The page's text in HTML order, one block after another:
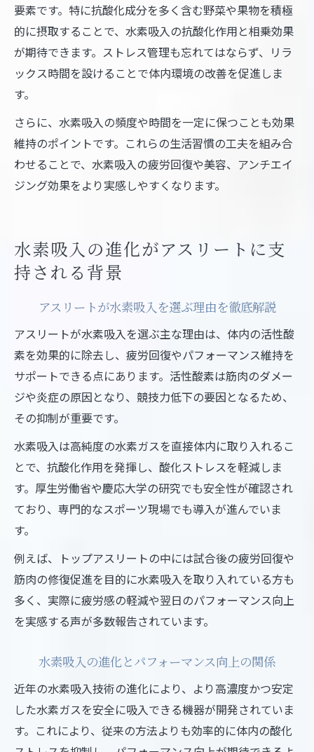
要素です。特に抗酸化成分を多く含む野菜や果物を積極
的に摂取することで、水素吸入の抗酸化作用と相乗効果
が期待できます。ストレス管理も忘れてはならず、リラ
ックス時間を設けることで体内環境の改善を促進しま
す。
さらに、水素吸入の頻度や時間を一定に保つことも効果
維持のポイントです。これらの生活習慣の工夫を組み合
わせることで、水素吸入の疲労回復や美容、アンチエイ
ジング効果をより実感しやすくなります。
水素吸入の進化がアスリートに支
持される背景
アスリートが水素吸入を選ぶ理由を徹底解説
アスリートが水素吸入を選ぶ主な理由は、体内の活性酸
素を効果的に除去し、疲労回復やパフォーマンス維持を
サポートできる点にあります。活性酸素は筋肉のダメー
ジや炎症の原因となり、競技力低下の要因となるため、
その抑制が重要です。
水素吸入は高純度の水素ガスを直接体内に取り入れるこ
とで、抗酸化作用を発揮し、酸化ストレスを軽減しま
す。厚生労働省や慶応大学の研究でも安全性が確認され
ており、専門的なスポーツ現場でも導入が進んでいま
す。
例えば、トップアスリートの中には試合後の疲労回復や
筋肉の修復促進を目的に水素吸入を取り入れている方も
多く、実際に疲労感の軽減や翌日のパフォーマンス向上
を実感する声が多数報告されています。
水素吸入の進化とパフォーマンス向上の関係
近年の水素吸入技術の進化により、より高濃度かつ安定
した水素ガスを安全に吸入できる機器が開発されていま
す。これにより、従来の方法よりも効率的に体内の酸化